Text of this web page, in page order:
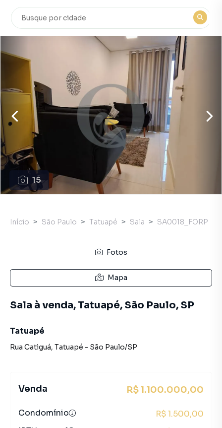
15
Início São Paulo Tatuapé Sala SA0018_FORP
Fotos
Mapa
Sala à venda, Tatuapé, São Paulo, SP
Tatuapé
Rua Catiguá, Tatuapé - São Paulo/SP
Venda R$ 1.100.000,00
Condomínio
R$ 1.500,00